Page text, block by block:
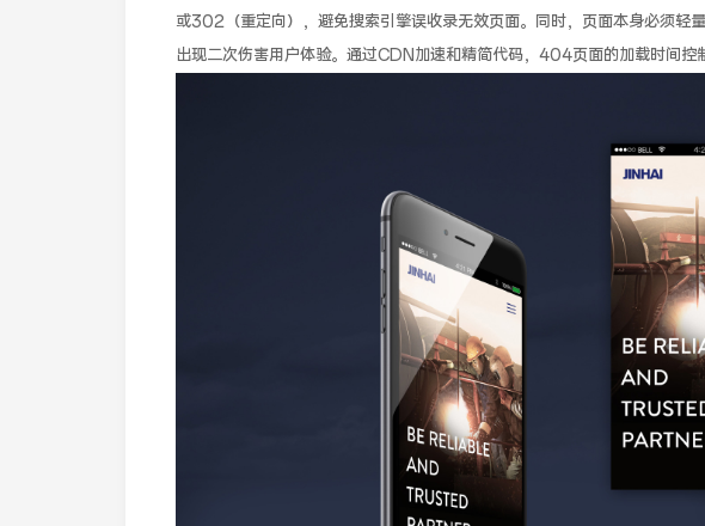
或302（重定向），避免搜索引擎误收录无效页面。同时，页面本身必须
出现二次伤害用户体验。通过CDN加速和精简代码，404页面的加载时间控